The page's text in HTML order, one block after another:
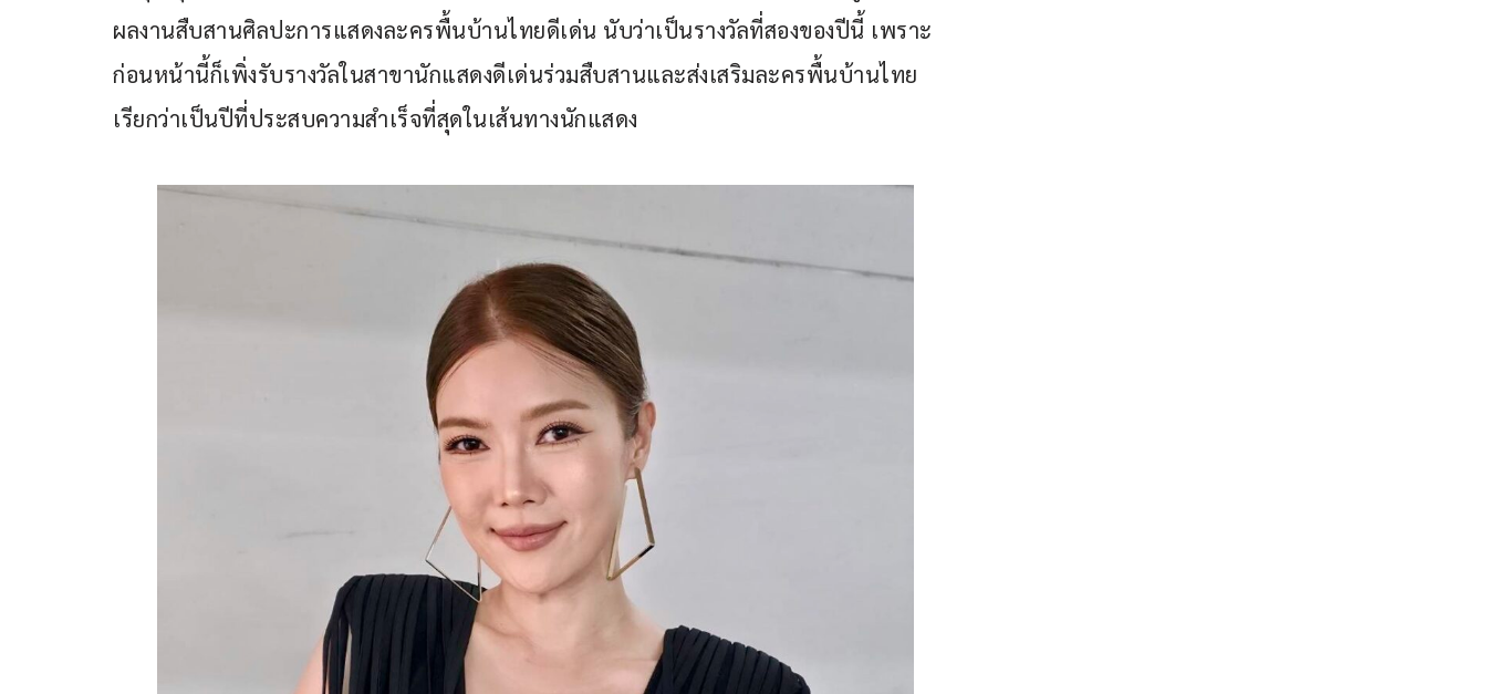
ผลงานสืบสานศิลปะการแสดงละครพื้นบ้านไทยดีเด่น นับว่าเป็นรางวัลที่สองของปีนี้ เพราะ
ก่อนหน้านี้ก็เพิ่งรับรางวัลในสาขานักแสดงดีเด่นร่วมสืบสานและส่งเสริมละครพื้นบ้านไทย
เรียกว่าเป็นปีที่ประสบความสำเร็จที่สุดในเส้นทางนักแสดง